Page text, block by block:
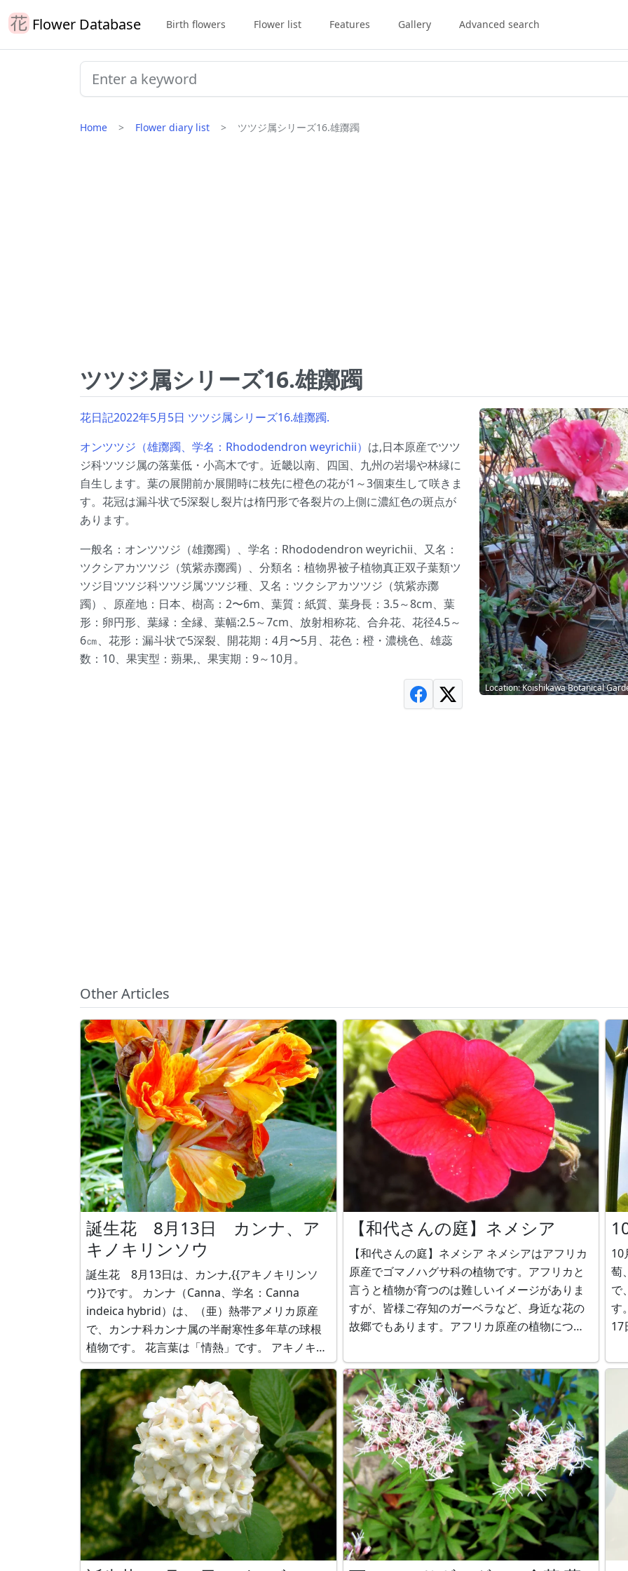
Flower Database Birth flowers Flower list Features Gallery Advanced search
Home Flower diary list ツツジ属シリーズ16.雄躑躅
ツツジ属シリーズ16.雄躑躅
花日記2022年5月5日 ツツジ属シリーズ16.雄躑躅.
オンツツジ（雄躑躅、学名：Rhododendron weyrichii） は,日本原産でツツ
ジ科ツツジ属の落葉低・小高木です。近畿以南、四国、九州の岩場や林縁に
自生します。葉の展開前か展開時に枝先に橙色の花が1～3個束生して咲きま
す。花冠は漏斗状で5深裂し裂片は楕円形で各裂片の上側に濃紅色の斑点が
あります。
一般名：オンツツジ（雄躑躅）、学名：Rhododendron weyrichii、又名：
ツクシアカツツジ（筑紫赤躑躅）、分類名：植物界被子植物真正双子葉類ツ
ツジ目ツツジ科ツツジ属ツツジ種、又名：ツクシアカツツジ（筑紫赤躑
躅）、原産地：日本、樹高：2〜6m、葉質：紙質、葉身長：3.5～8cm、葉
形：卵円形、葉縁：全縁、葉幅:2.5～7cm、放射相称花、合弁花、花径4.5～
6㎝、花形：漏斗状で5深裂、開花期：4月〜5月、花色：橙・濃桃色、雄蕊
数：10、果実型：蒴果,、果実期：9～10月。
Location: Koishikawa Botanical
Other Articles
誕生花 8月13日 カンナ、ア
キノキリンソウ
誕生花 8月13日は、カンナ,{{アキノキリンソ
ウ}}です。 カンナ（Canna、学名：Canna
indeica hybrid）は、（亜）熱帯アメリカ原産
で、カンナ科カンナ属の半耐寒性多年草の球根
植物です。 花言葉は「情熱」です。 アキノキリ
ンソウの画像が無いので、ミヤマアキノキリン
ソウ（深山秋の麒麟草)をご紹介します。 ミヤマ
アキノキリンソウ（深山秋の麒麟草、学名：
Solidago vir
【和代さんの庭】ネメシア
【和代さんの庭】ネメシア ネメシアはアフリカ
原産でゴマノハグサ科の植物です。アフリカと
言うと植物が育つのは難しいイメージがありま
すが、皆様ご存知のガーベラなど、身近な花の
故郷でもあります。アフリカ原産の植物につい
メシア https://www.flower-
db.com/ja/flower:906 ブログ
https://www.flo
10
萄
で
す